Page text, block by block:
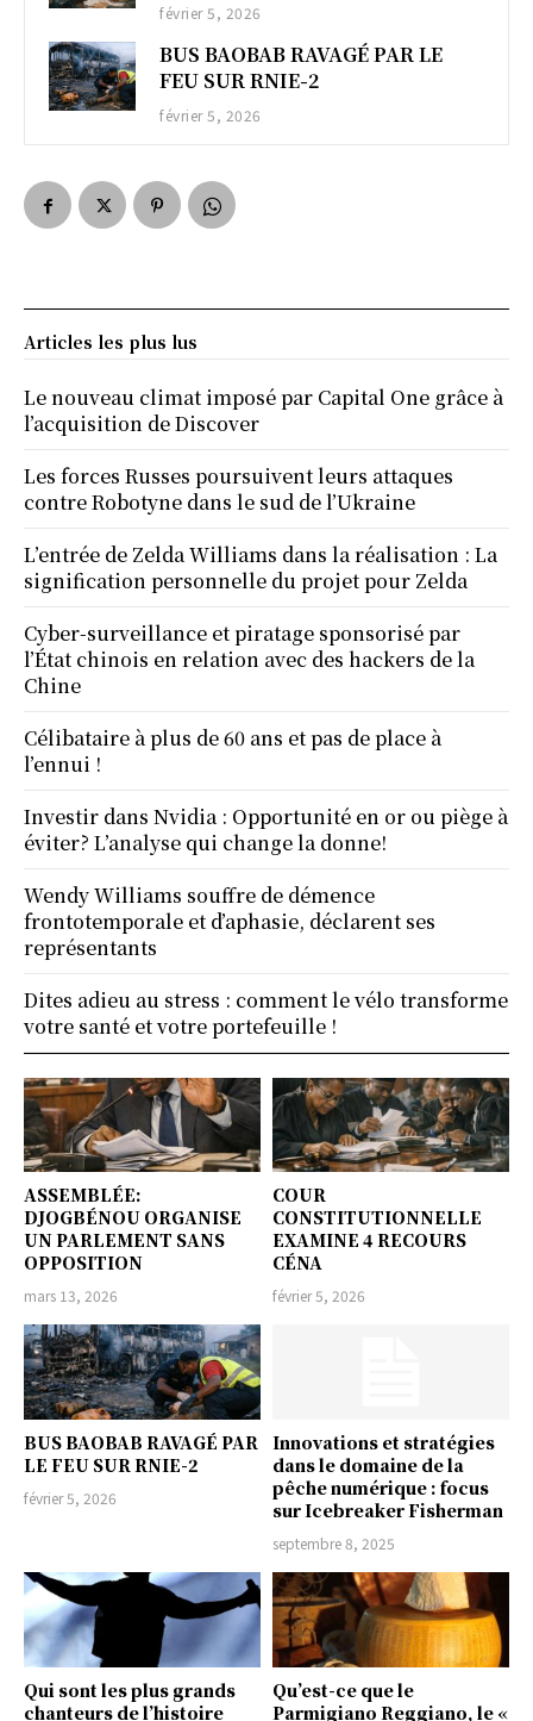
février 5, 2026
BUS BAOBAB RAVAGÉ PAR LE
FEU SUR RNIE-2
février 5, 2026
ASSEMBLÉE:
DJOGBÉNOU ORGANISE
UN PARLEMENT SANS
OPPOSITION
mars 13, 2026
COUR
CONSTITUTIONNELLE
EXAMINE 4 RECOURS
CÉNA
février 5, 2026
BUS BAOBAB RAVAGÉ PAR
LE FEU SUR RNIE-2
février 5, 2026
Innovations et stratégies
dans le domaine de la
pêche numérique : focus
sur Icebreaker Fisherman
septembre 8, 2025
Qui sont les plus grands
chanteurs de l’histoire
Qu’est-ce que le
Parmigiano Reggiano, le «
Articles les plus lus
Le nouveau climat imposé par Capital One grâce à
l’acquisition de Discover
Les forces Russes poursuivent leurs attaques
contre Robotyne dans le sud de l’Ukraine
L’entrée de Zelda Williams dans la réalisation : La
signification personnelle du projet pour Zelda
Cyber-surveillance et piratage sponsorisé par
l’État chinois en relation avec des hackers de la
Chine
Célibataire à plus de 60 ans et pas de place à
l’ennui !
Investir dans Nvidia : Opportunité en or ou piège à
éviter? L’analyse qui change la donne!
Wendy Williams souffre de démence
frontotemporale et d’aphasie, déclarent ses
représentants
Dites adieu au stress : comment le vélo transforme
votre santé et votre portefeuille !